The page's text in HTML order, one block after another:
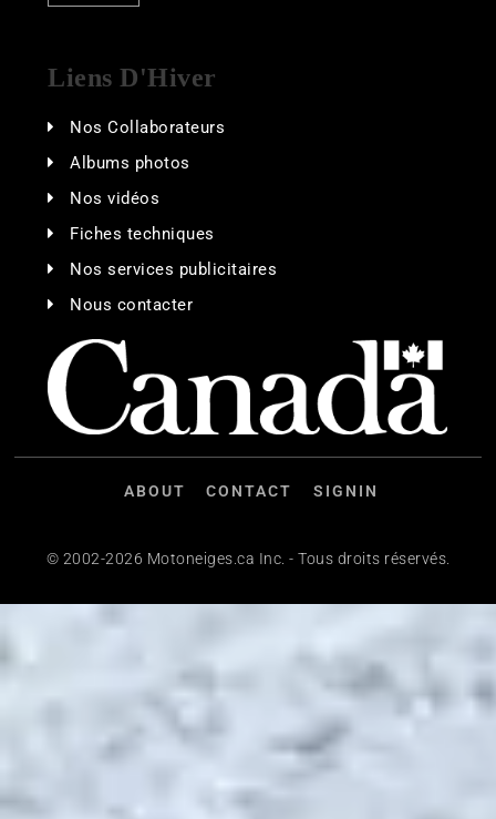
Liens D'Hiver
Nos Collaborateurs
Albums photos
Nos vidéos
Fiches techniques
Nos services publicitaires
Nous contacter
ABOUT CONTACT SIGNIN
© 2002-2026 Motoneiges.ca Inc. - Tous droits réservés.